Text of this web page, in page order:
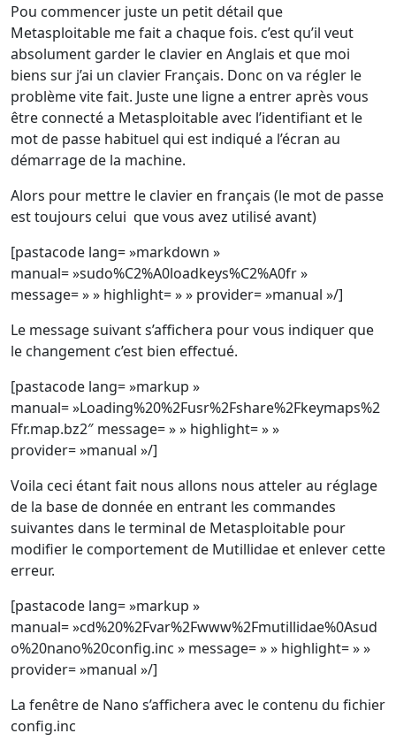
Pou commencer juste un petit détail que
Metasploitable me fait a chaque fois. c’est qu’il veut
absolument garder le clavier en Anglais et que moi
biens sur j’ai un clavier Français. Donc on va régler le
problème vite fait. Juste une ligne a entrer après vous
être connecté a Metasploitable avec l’identifiant et le
mot de passe habituel qui est indiqué a l’écran au
démarrage de la machine.
Alors pour mettre le clavier en français (le mot de passe
est toujours celui que vous avez utilisé avant)
[pastacode lang= »markdown »
manual= »sudo%C2%A0loadkeys%C2%A0fr »
message= » » highlight= » » provider= »manual »/]
Le message suivant s’affichera pour vous indiquer que
le changement c’est bien effectué.
[pastacode lang= »markup »
manual= »Loading%20%2Fusr%2Fshare%2Fkeymaps%2
Ffr.map.bz2″ message= » » highlight= » »
provider= »manual »/]
Voila ceci étant fait nous allons nous atteler au réglage
de la base de donnée en entrant les commandes
suivantes dans le terminal de Metasploitable pour
modifier le comportement de Mutillidae et enlever cette
erreur.
[pastacode lang= »markup »
manual= »cd%20%2Fvar%2Fwww%2Fmutillidae%0Asud
o%20nano%20config.inc » message= » » highlight= » »
provider= »manual »/]
La fenêtre de Nano s’affichera avec le contenu du fichier
config.inc